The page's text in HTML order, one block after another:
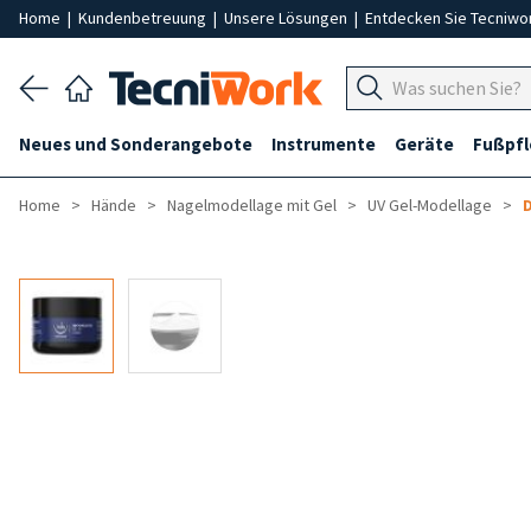
Home | Kundenbetreuung | Unsere Lösungen | Entdecken Sie
Neues und Sonderangebote Instrumente Geräte
Home Hände Nagelmodellage mit Gel UV Gel-Modellage